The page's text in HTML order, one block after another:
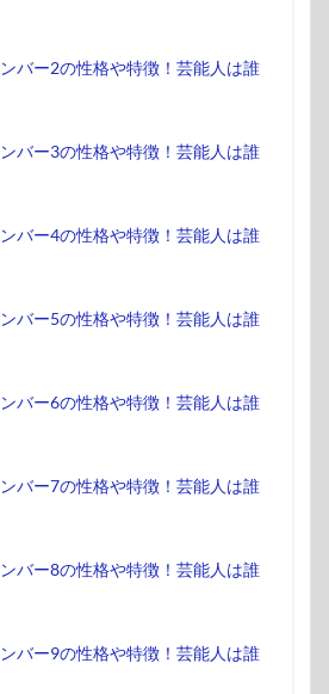
バー2の性格や特徴！芸能人は誰
バー3の性格や特徴！芸能人は誰
バー4の性格や特徴！芸能人は誰
バー5の性格や特徴！芸能人は誰
バー6の性格や特徴！芸能人は誰
バー7の性格や特徴！芸能人は誰
バー8の性格や特徴！芸能人は誰
バー9の性格や特徴！芸能人は誰